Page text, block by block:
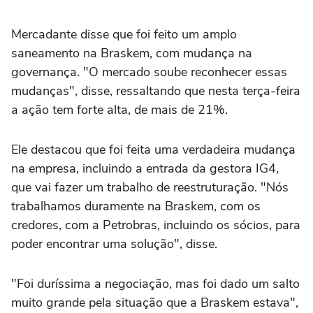
Mercadante disse que foi feito um amplo
saneamento na Braskem, com mudança na
governança. "O mercado soube reconhecer essas
mudanças", disse, ressaltando que nesta terça-feira
a ação tem forte alta, de mais de 21%.
Ele destacou que foi feita uma verdadeira mudança
na empresa, incluindo a entrada da gestora IG4,
que vai fazer um trabalho de reestruturação. "Nós
trabalhamos duramente na Braskem, com os
credores, com a Petrobras, incluindo os sócios, para
poder encontrar uma solução", disse.
"Foi duríssima a negociação, mas foi dado um salto
muito grande pela situação que a Braskem estava",